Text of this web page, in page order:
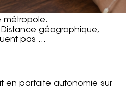
métropole.
géographique,
pas …
en parfaite autonomie sur